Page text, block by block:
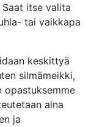
itse valita
tai vaikkapa
keskittyä
silmämeikki,
opastuksemme
aina
ja